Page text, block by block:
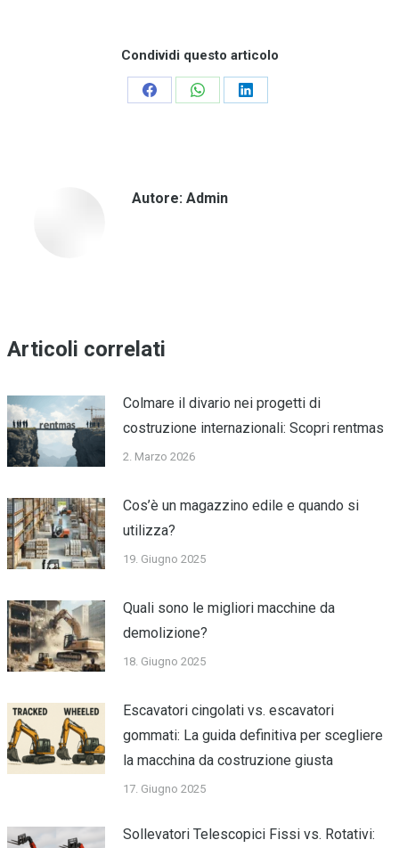
Condividi questo articolo
CondividiCondividiCondividi
Autore: Admin
Articoli correlati
Colmare il divario nei progetti di
costruzione internazionali: Scopri rentmas
2. Marzo 2026
Cos’è un magazzino edile e quando si
utilizza?
19. Giugno 2025
Quali sono le migliori macchine da
demolizione?
18. Giugno 2025
Escavatori cingolati vs. escavatori
gommati: La guida definitiva per scegliere
la macchina da costruzione giusta
17. Giugno 2025
Sollevatori Telescopici Fissi vs. Rotativi: